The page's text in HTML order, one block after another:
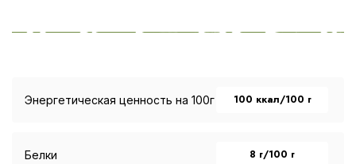
Энергетическая ценность на 100г 100 ккал/100 г
Белки 8 г/100 г